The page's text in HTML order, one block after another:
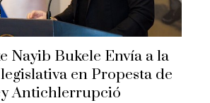
Nayib Bukele Envía a la
en Propesta de
Antichlerrupció